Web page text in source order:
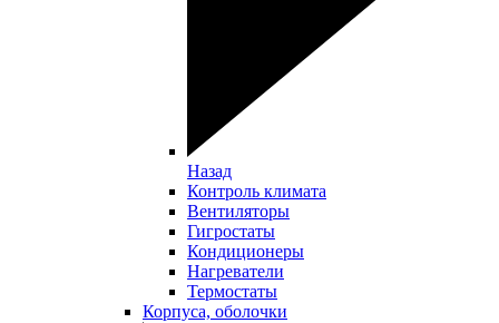
Назад
Контроль климата
Вентиляторы
Гигростаты
Кондиционеры
Нагреватели
Термостаты
Корпуса, оболочки